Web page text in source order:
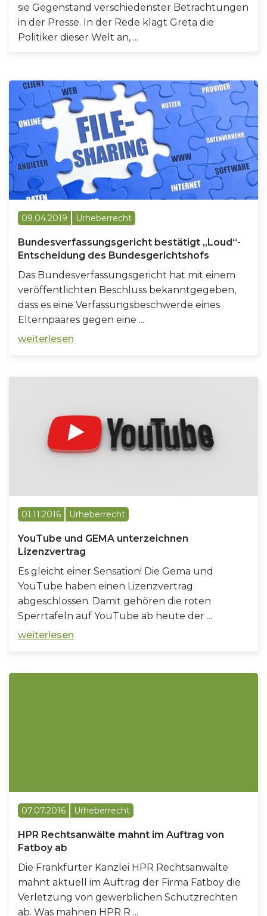
sie Gegenstand verschiedenster Betrachtungen
in der Presse. In der Rede klagt Greta die
Politiker dieser Welt an, ...
09.04.2019 Urheberrecht
Bundesverfassungsgericht bestätigt „Loud“-
Entscheidung des Bundesgerichtshofs
Das Bundesverfassungsgericht hat mit einem
veröffentlichten Beschluss bekanntgegeben,
dass es eine Verfassungsbeschwerde eines
Elternpaares gegen eine ...
weiterlesen
01.11.2016 Urheberrecht
YouTube und GEMA unterzeichnen
Lizenzvertrag
Es gleicht einer Sensation! Die Gema und
YouTube haben einen Lizenzvertrag
abgeschlossen. Damit gehören die roten
Sperrtafeln auf YouTube ab heute der ...
weiterlesen
07.07.2016 Urheberrecht
HPR Rechtsanwälte mahnt im Auftrag von
Fatboy ab
Die Frankfurter Kanzlei HPR Rechtsanwälte
mahnt aktuell im Auftrag der Firma Fatboy die
Verletzung von gewerblichen Schutzrechten
ab. Was mahnen HPR R ...